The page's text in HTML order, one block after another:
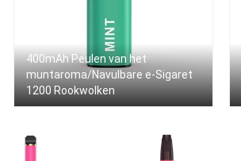
400mAh Peulen van het
muntaroma/Navulbare e-Sigaret
1200 Rookwolken